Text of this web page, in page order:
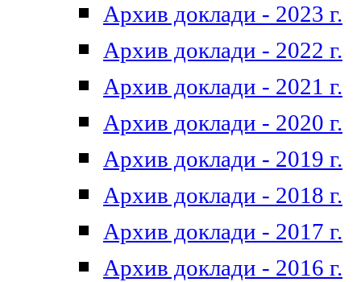
Архив доклади - 2023 г.
Архив доклади - 2022 г.
Архив доклади - 2021 г.
Архив доклади - 2020 г.
Архив доклади - 2019 г.
Архив доклади - 2018 г.
Архив доклади - 2017 г.
Архив доклади - 2016 г.